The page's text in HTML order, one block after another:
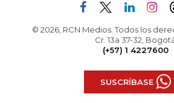
© 2026, RCN Medios. Todos los
Cr. 13a 37-32,
(+57) 1 4227600
SUSCRÍBASE